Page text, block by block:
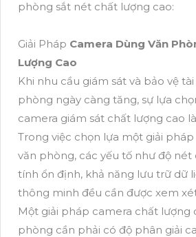
phòng sắt nét chất lượng cao:
Giải Pháp Camera Dùng Văn
Lượng Cao
Khi nhu cầu giám sát và bảo vệ
phòng ngày càng tăng, sự lựa
camera giám sát chất lượng cao
Trong việc chọn lựa một giải
văn phòng, các yếu tố như độ nét
tính ổn định, khả năng lưu trữ dữ
thông minh đều cần được xem
Một giải pháp camera chất lượng
phòng cần phải có độ phân giải